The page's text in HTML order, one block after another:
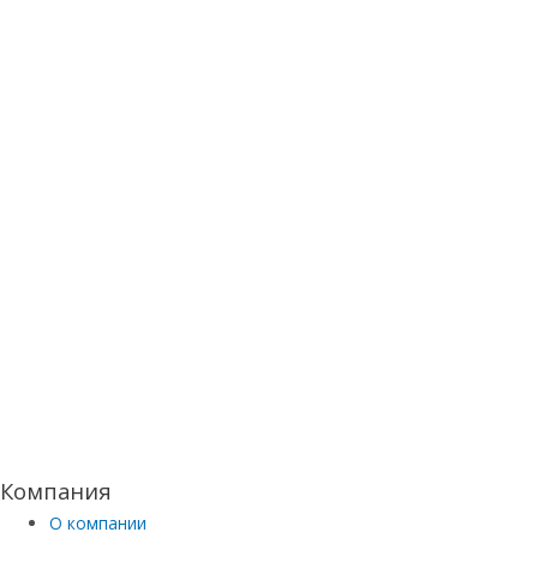
Компания
О компании